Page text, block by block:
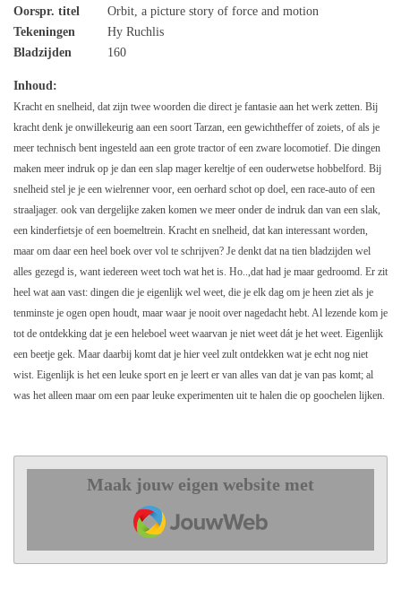
Oorspr. titel
Orbit, a picture story of force and motion
Tekeningen
Hy Ruchlis
Bladzijden
160
Inhoud:
Kracht en snelheid, dat zijn twee woorden die direct je fantasie aan het werk zetten. Bij
kracht denk je onwillekeurig aan een soort Tarzan, een gewichtheffer of zoiets, of als je
meer technisch bent ingesteld aan een grote tractor of een zware locomotief. Die dingen
maken meer indruk op je dan een slap mager kereltje of een ouderwetse hobbelford. Bij
snelheid stel je je een wielrenner voor, een oerhard schot op doel, een race-auto of een
straaljager. ook van dergelijke zaken komen we meer onder de indruk dan van een slak,
een kinderfietsje of een boemeltrein. Kracht en snelheid, dat kan interessant worden,
maar om daar een heel boek over vol te schrijven? Je denkt dat na tien bladzijden wel
alles gezegd is, want iedereen weet toch wat het is. Ho..,dat had je maar gedroomd. Er zit
heel wat aan vast: dingen die je eigenlijk wel weet, die je elk dag om je heen ziet als je
tenminste je ogen open houdt, maar waar je nooit over nagedacht hebt. Al lezende kom je
tot de ontdekking dat je een heleboel weet waarvan je niet weet dát je het weet. Eigenlijk
een beetje gek. Maar daarbij komt dat je hier veel zult ontdekken wat je echt nog niet
wist. Eigenlijk is het een leuke sport en je leert er van alles van dat je van pas komt; al
was het alleen maar om een paar leuke experimenten uit te halen die op goochelen lijken.
Maak jouw eigen website met
JouwWeb